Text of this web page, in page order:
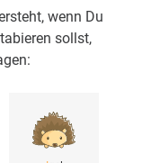
wenn Du
sollst,